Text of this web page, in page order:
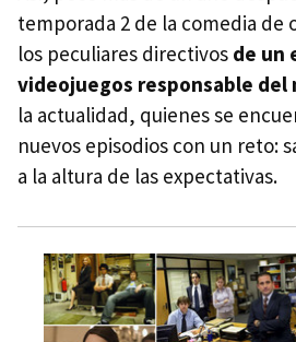
temporada 2 de la comedia de
los peculiares directivos de un
videojuegos responsable del
la actualidad, quienes se
nuevos episodios con un reto:
a la altura de las expectativas.